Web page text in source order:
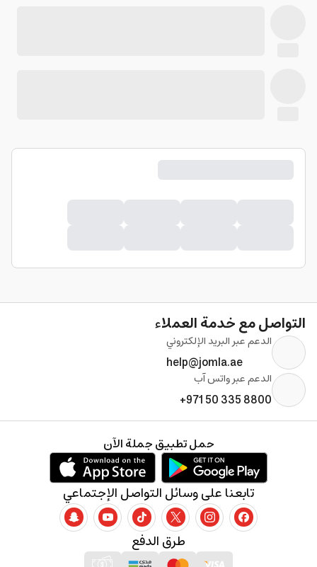
التواصل مع خدمة العملاء
الدعم عبر البريد الإلكتروني
help@jomla.ae
الدعم عبر واتس آب
+971 50 335 8800
طرق الدفع
تابعنا على وسائل التواصل الإجتماعي
حمل تطبيق جملة الآن